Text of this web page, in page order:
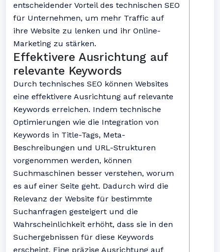
entscheidender Vorteil des technischen SEO
für Unternehmen, um mehr Traffic auf
ihre Website zu lenken und ihr Online-
Marketing zu stärken.
Effektivere Ausrichtung auf
relevante Keywords
Durch technisches SEO können Websites
eine effektivere Ausrichtung auf relevante
Keywords erreichen. Indem technische
Optimierungen wie die Integration von
Keywords in Title-Tags, Meta-
Beschreibungen und URL-Strukturen
vorgenommen werden, können
Suchmaschinen besser verstehen, worum
es auf einer Seite geht. Dadurch wird die
Relevanz der Website für bestimmte
Suchanfragen gesteigert und die
Wahrscheinlichkeit erhöht, dass sie in den
Suchergebnissen für diese Keywords
erscheint. Eine präzise Ausrichtung auf